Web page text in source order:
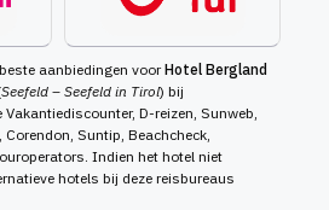
aanbiedingen voorHotel Bergland
Seefeld – Seefeld in Tirol) bij
D-reizen, Sunweb,
Suntip, Beachcheck,
Indien het hotel niet
hotels bij deze reisbureaus